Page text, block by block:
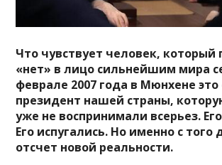
Что чувствует человек, который
«нет» в лицо сильнейшим мира
феврале 2007 года в Мюнхене
президент нашей страны,
уже не воспринимали всерьез.
Его испугались. Но именно с того
отсчет новой реальности.